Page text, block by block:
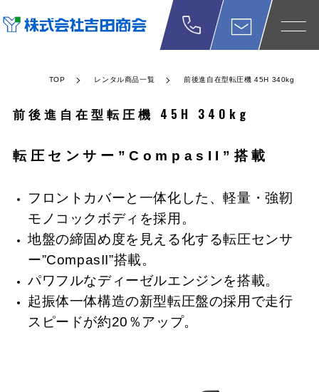
TOP レンタル商品一覧 前後進自在型転圧機 45H 340kg
前後進自在型転圧機 45H 340kg
転圧センサー”CompasII”搭載
フロントカバーと一体化した、軽量・強靭
モノコックボディを採用。
地盤の締固め度を見える化する転圧センサ
ー”CompasII”搭載。
パワフルなディーゼルエンジンを搭載。
起振体一体構造の新型転圧盤の採用で走行
スピードが約20％アップ。